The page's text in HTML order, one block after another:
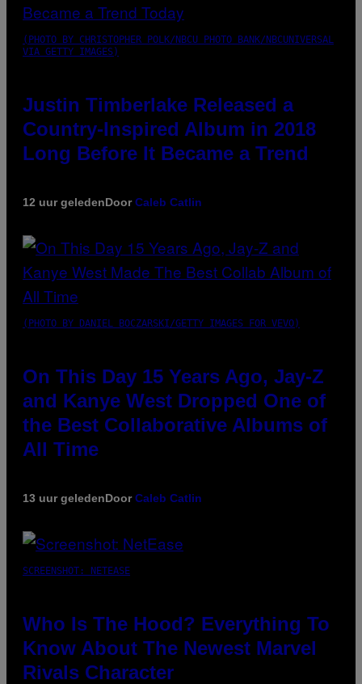
(PHOTO BY CHRISTOPHER POLK/NBCU PHOTO BANK/NBCUNIVERSAL
VIA GETTY IMAGES)
Justin Timberlake Released a
Country-Inspired Album in 2018
Long Before It Became a Trend
12 uur geledenDoorCaleb Catlin
(PHOTO BY DANIEL BOCZARSKI/GETTY IMAGES FOR VEVO)
On This Day 15 Years Ago, Jay-Z
and Kanye West Dropped One of
the Best Collaborative Albums of
All Time
13 uur geledenDoorCaleb Catlin
SCREENSHOT: NETEASE
Who Is The Hood? Everything To
Know About The Newest Marvel
Rivals Character